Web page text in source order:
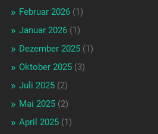
Februar 2026(1)
Januar 2026(1)
Dezember 2025(1)
Oktober 2025(3)
Juli 2025(2)
Mai 2025(2)
April 2025(1)